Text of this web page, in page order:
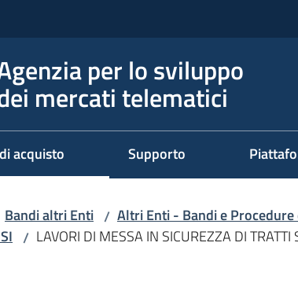
per lo sviluppo
mercati telematici
acquisto Supporto
Bandi altri Enti / Altri Enti - Bandi e Procedure
/ LAVORI DI MESSA IN SICUREZZA DI